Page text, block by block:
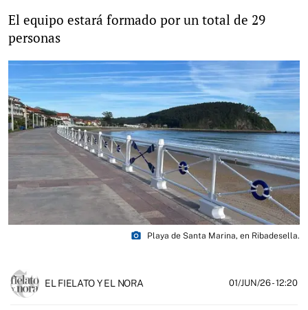
El equipo estará formado por un total de 29
personas
photo_camera Playa de Santa Marina, en Ribadesella.
EL FIELATO Y EL NORA 01/JUN/26- 12:20